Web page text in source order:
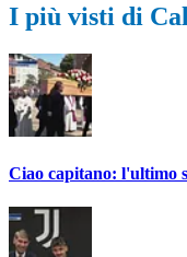
I più visti di
Ciao capitano: l'ultimo